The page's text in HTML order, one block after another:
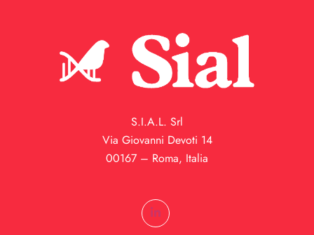
S.I.A.L. Srl
Via Giovanni Devoti 14
00167 – Roma, Italia